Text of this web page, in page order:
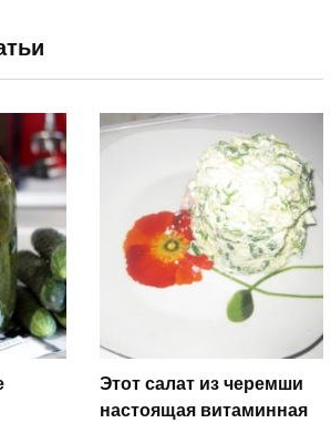
Этот салат из черемши
настоящая витаминная